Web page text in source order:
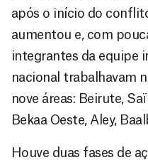
após o início do
aumentou e, com
integrantes da equipe
nacional trabalhavam
nove áreas: Beirute,
Bekaa Oeste, Aley,
Houve duas fases de